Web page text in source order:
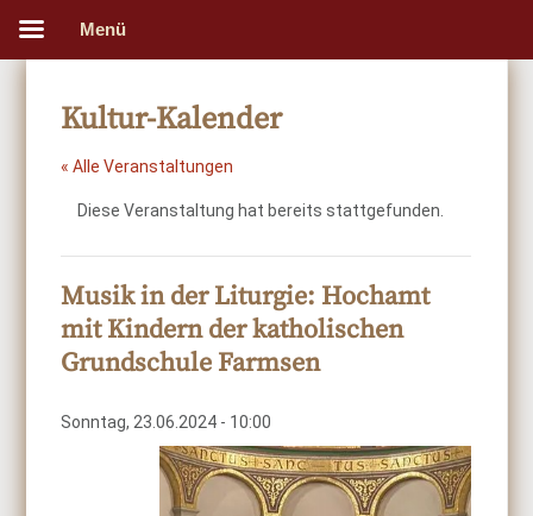
Kultur-Kalender
« Alle Veranstaltungen
Diese Veranstaltung hat bereits stattgefunden.
Musik in der Liturgie: Hochamt
mit Kindern der katholischen
Grundschule Farmsen
Sonntag, 23.06.2024 - 10:00
Menü